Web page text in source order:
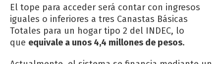
El tope para acceder será contar con ingresos
iguales o inferiores a tres Canastas Básicas
Totales para un hogar tipo 2 del INDEC, lo
que equivale a unos 4,4 millones de pesos.